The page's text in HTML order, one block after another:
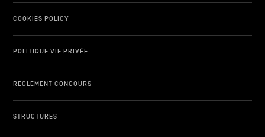
COOKIES POLICY
POLITIQUE VIE PRIVÉE
RÈGLEMENT CONCOURS
STRUCTURES